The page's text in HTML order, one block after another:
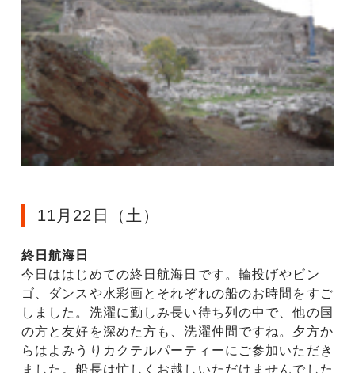
11月22日（土）
終日航海日
今日ははじめての終日航海日です。輪投げやビン
ゴ、ダンスや水彩画とそれぞれの船のお時間をすご
しました。洗濯に勤しみ長い待ち列の中で、他の国
の方と友好を深めた方も、洗濯仲間ですね。夕方か
らはよみうりカクテルパーティーにご参加いただき
ました。船長は忙しくお越しいただけませんでした